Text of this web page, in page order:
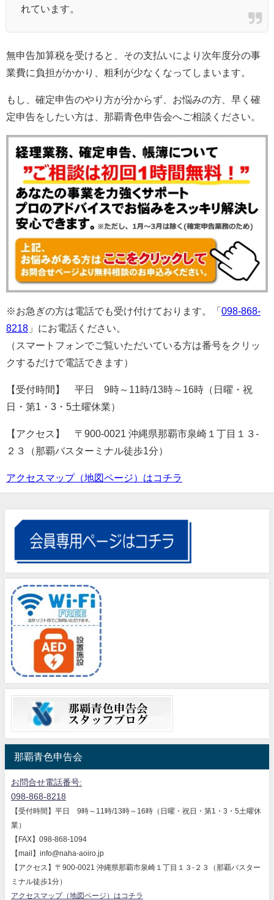
れています。
無申告加算税を受けると、その支払いにより次年度分の事
業費に負担がかかり、粗利が少なくなってしまいます。
もし、確定申告のやり方が分からず、お悩みの方、早く確
定申告をしたい方は、那覇青色申告会へご相談ください。
※お急ぎの方は電話でも受け付けております。「 098-868-
8218 」にお電話ください。
（スマートフォンでご覧いただいている方は番号をクリッ
クするだけで電話できます）
【受付時間】 平日 9時～11時/13時～16時（日曜・祝
日・第1・3・5土曜休業）
【アクセス】 〒900-0021 沖縄県那覇市泉崎１丁目１３-
２３（那覇バスターミナル徒歩1分）
アクセスマップ（地図ページ）はコチラ
那覇青色申告会
お問合せ電話番号:
098-868-8218
【受付時間】平日 9時～11時/13時～16時（日曜・祝日・第1・3・5土曜休
業）
【FAX】098-868-1094
【mail】info@naha-aoiro.jp
【アクセス】〒900-0021 沖縄県那覇市泉崎１丁目１３-２３（那覇バスター
ミナル徒歩1分）
アクセスマップ（地図ページ）はコチラ